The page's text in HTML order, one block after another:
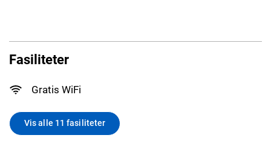
Fasiliteter
Gratis WiFi
Vis alle 11 fasiliteter